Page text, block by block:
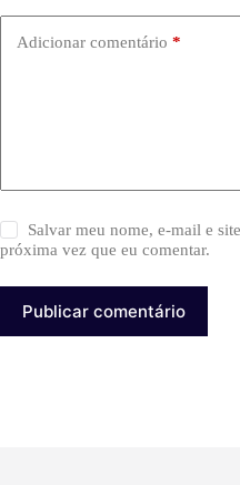
Adicionar comentário *
Salvar meu nome, e-mail e
próxima vez que eu comentar.
Publicar comentário